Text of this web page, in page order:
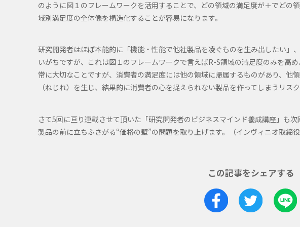
のように図１のフレームワークを活用することで、どの領域の満足度が＋でどの
域別満足度の全体像を構造化することが容易になります。
研究開発者はほぼ本能的に「機能・性能で他社製品を凌ぐものを生み出したい」
いがちですが、これは図１のフレームワークで言えばR-S領域の満足度のみを高
常に大切なことですが、消費者の満足度には他の領域に帰属するものがあり、他
（ねじれ）を生じ、結果的に消費者の心を捉えられない製品を作ってしまうリス
さて5回に亘り連載させて頂いた「研究開発者のビジネスマインド養成講座」も
製品の前に立ちふさがる“価格の壁”の問題を取り上げます。（インヴィニオ取締
この記事をシェアする